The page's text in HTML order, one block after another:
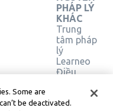
PHÁP LÝ
KHÁC
Trung
tâm pháp
lý
Learneo
Điều
của
Some are
be deactivated.